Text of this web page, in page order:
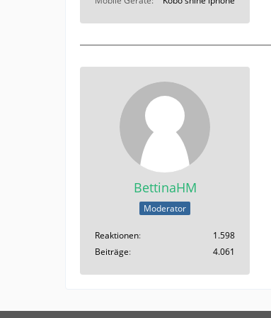
BettinaHM
Moderator
Reaktionen
1.598
Beiträge
4.061